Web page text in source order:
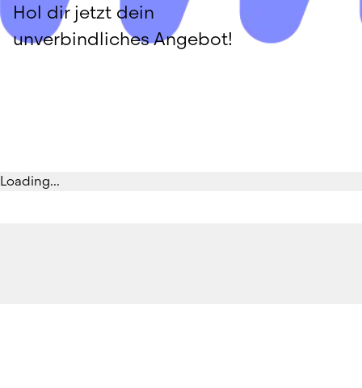
Hol dir jetzt dein
unverbindliches Angebot!
Loading...